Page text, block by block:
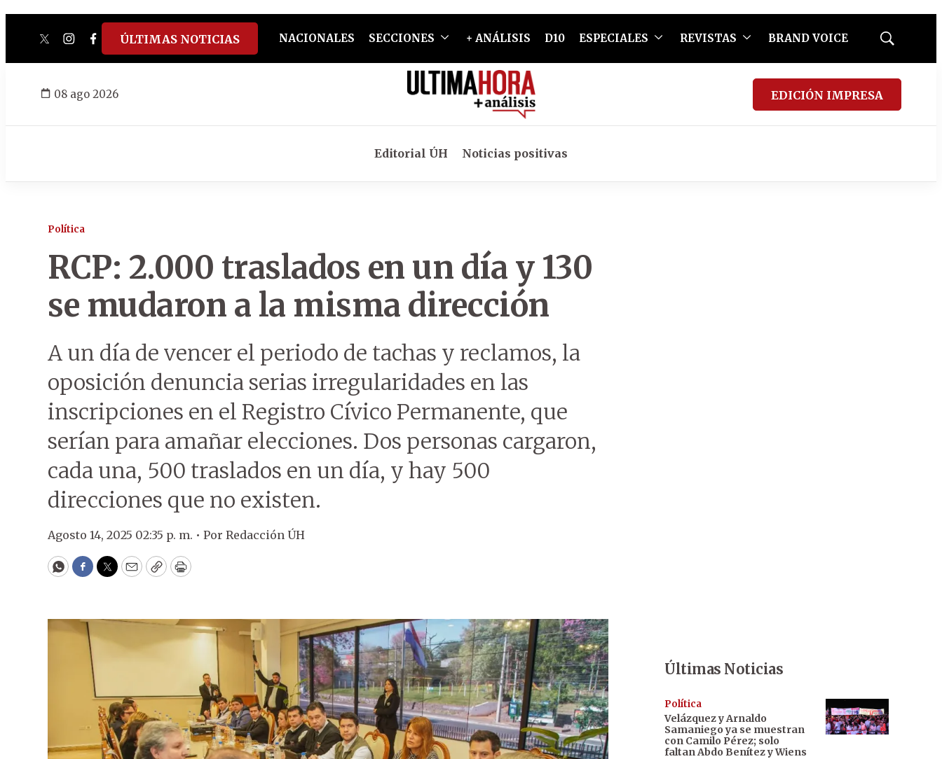
twitterinstagram
facebook
tiktokyoutube
spotify
ÚLTIMAS NOTICIAS NACIONALES SECCIONES + ANÁLISIS D10 ESPECIALES REVISTAS BRAND VOICE
Mostrar
08 ago 2026 EDICIÓN IMPRESA
Editorial ÚH Noticias positivas
Política
RCP: 2.000 traslados en un día y 130
se mudaron a la misma dirección
A un día de vencer el periodo de tachas y reclamos, la
oposición denuncia serias irregularidades en las
inscripciones en el Registro Cívico Permanente, que
serían para amañar elecciones. Dos personas cargaron,
cada una, 500 traslados en un día, y hay 500
direcciones que no existen.
Agosto 14, 2025 02:35 p. m. • Por Redacción ÚH
WhatsApp
Facebook
Twitter
EmailCopyPrint
Últimas Noticias
Política
Velázquez y Arnaldo
Samaniego ya se muestran
con Camilo Pérez; solo
faltan Abdo Benítez y Wiens